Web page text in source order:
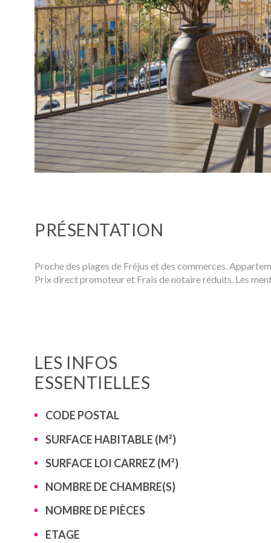
PRÉSENTATION
Proche des plages de Fréjus et des commerces.
Prix direct promoteur et Frais de notaire réduits. Les
LES INFOS
ESSENTIELLES
Caractérisque Valeurs
CODE POSTAL
SURFACE HABITABLE (M²)
SURFACE LOI CARREZ (M²)
NOMBRE DE CHAMBRE(S)
NOMBRE DE PIÈCES
ETAGE